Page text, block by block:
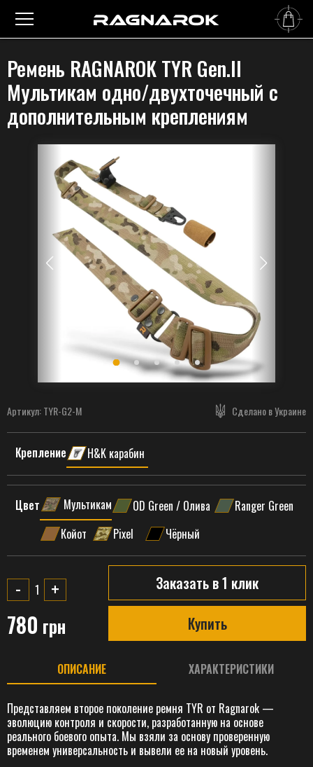
Главная Оружейные ремни›Двухточечные ремни›Ремень RAGNAROK TYR Gen.II
Мультикам одно/двухточечный с дополнительным креплениям
Ремень RAGNAROK TYR Gen.II
Мультикам одно/двухточечный с
дополнительным креплениям
Артикул:TYR-G2-M Сделано в Украине
Крепление H&K карабин
Цвет Мультикам OD Green / Олива
Ranger Green
Койот
Pixel Чёрный
- +
780 грн
Заказать в 1 клик
Купить
ОПИСАНИЕ ХАРАКТЕРИСТИКИ
Представляем второе поколение ремня TYR от Ragnarok —
эволюцию контроля и скорости, разработанную на основе
реального боевого опыта. Мы взяли за основу проверенную
временем универсальность и вывели ее на новый уровень.